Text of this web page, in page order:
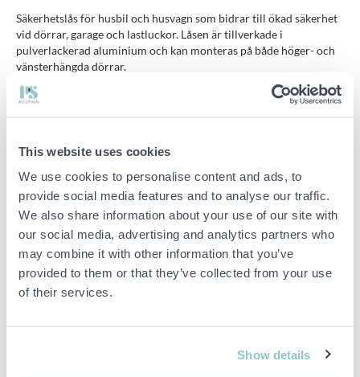
This website uses cookies
We use cookies to personalise content and ads, to
provide social media features and to analyse our traffic.
We also share information about your use of our site with
our social media, advertising and analytics partners who
may combine it with other information that you’ve
provided to them or that they’ve collected from your use
of their services.
Show details
Säkerhetslås för husbil och husvagn som bidrar till ökad säkerhet
vid dörrar, garage och lastluckor. Låsen är tillverkade i
pulverlackerad aluminium och kan monteras på både höger- och
vänsterhängda dörrar.
- Säkerhetslås för husbil och husvagn
- Passar dörr, garage och lastlucka
Egenskaper:
- Kvartsvarvslåsning
- Kan monteras genom vägg
- Passar höger- och vänsterhängda dörrar
- Vikt cirka 0,85 kg
objekt. Eventuella avvikelser från likvärdiga begagnade varor